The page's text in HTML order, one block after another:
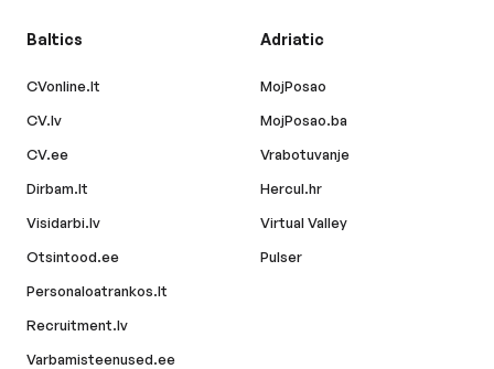
Baltics
CVonline.lt
CV.lv
CV.ee
Dirbam.lt
Visidarbi.lv
Otsintood.ee
Personaloatrankos.lt
Recruitment.lv
Varbamisteenused.ee
Adriatic
MojPosao
MojPosao.ba
Vrabotuvanje
Hercul.hr
Virtual Valley
Pulser